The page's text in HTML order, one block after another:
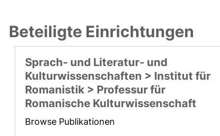
Beteiligte Einrichtungen
Sprach- und Literatur- und
Kulturwissenschaften > Institut für
Romanistik > Professur für
Romanische Kulturwissenschaft
Browse Publikationen